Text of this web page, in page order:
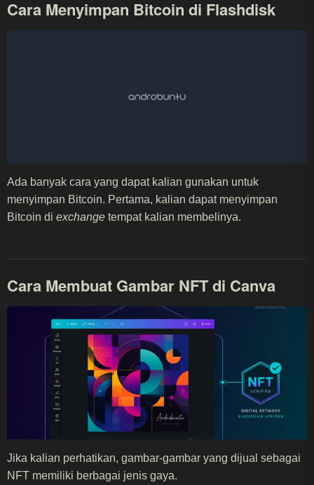
Cara Menyimpan Bitcoin di Flashdisk
Ada banyak cara yang dapat kalian gunakan untuk
menyimpan Bitcoin. Pertama, kalian dapat menyimpan
Bitcoin di exchange tempat kalian membelinya.
Cara Membuat Gambar NFT di Canva
Jika kalian perhatikan, gambar-gambar yang dijual sebagai
NFT memiliki berbagai jenis gaya.